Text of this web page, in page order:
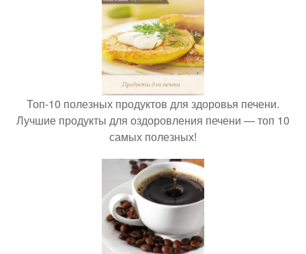
Топ-10 полезных продуктов для здоровья печени.
Лучшие продукты для оздоровления печени — топ 10
самых полезных!